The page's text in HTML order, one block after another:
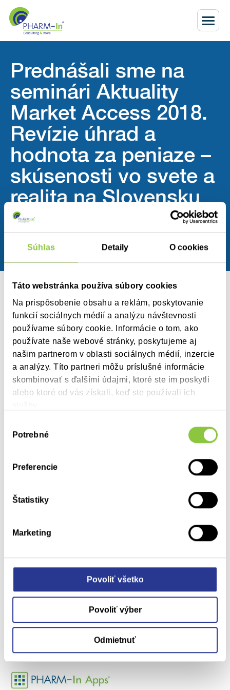
Súhlas Detaily O cookies
Táto webstránka používa súbory cookies
Na prispôsobenie obsahu a reklám, poskytovanie
funkcií sociálnych médií a analýzu návštevnosti
používame súbory cookie. Informácie o tom, ako
používate naše webové stránky, poskytujeme aj
našim partnerom v oblasti sociálnych médií, inzercie
a analýzy. Títo partneri môžu príslušné informácie
skombinovať s ďalšími údajmi, ktoré ste im poskytli
alebo ktoré od vás získali, keď ste používali ich
súhlasu
Potrebné
Preferencie
Štatistiky
Marketing
Povoliť všetko
Povoliť výber
Odmietnuť
Prednášali sme na
seminári Aktuality
Market Access 2018.
Revízie úhrad a
hodnota za peniaze –
skúsenosti vo svete a
realita na Slovensku
Domov
Slovensku
28.03.2019
V prípade záujmu o prednášku zo seminára Aktuality Market
Access 2018. Revízie úhrad a hodnota za peniaze –
skúsenosti vo svete a realita na Slovensku, ktorý sa
uskutočnil 28.3.2019 v Bratislave:
Mária Bucek Pšenková: „Predikcia dopadu aktuálnych zmien
v legislatíve na výdavky na lieky“
Domov
Publikácie
Facebook
pharmin@pharmin.sk